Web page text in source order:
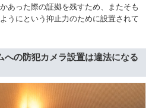
あった際の証拠を残すため、またそも
うにという抑止力のために設置されて
への防犯カメラ設置は違法になる